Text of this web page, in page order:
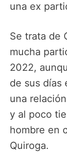
una ex
Se trata de
mucha
2022,
de sus días
una
y al poco
hombre en
Quiroga.